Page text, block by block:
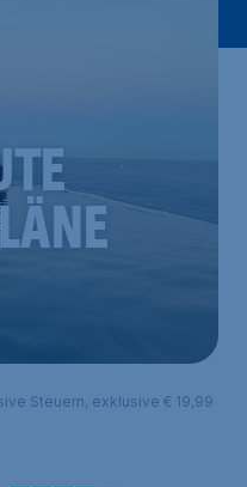
Steuern, exklusive € 19,99